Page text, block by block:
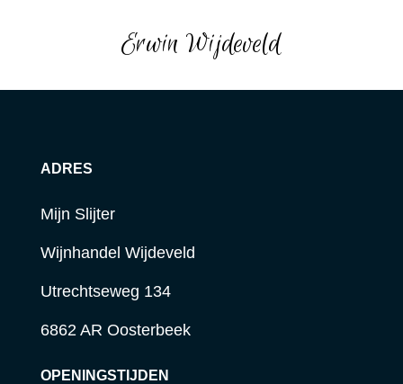
Erwin Wijdeveld
ADRES
Mijn Slijter
Wijnhandel Wijdeveld
Utrechtseweg 134
6862 AR Oosterbeek
OPENINGSTIJDEN